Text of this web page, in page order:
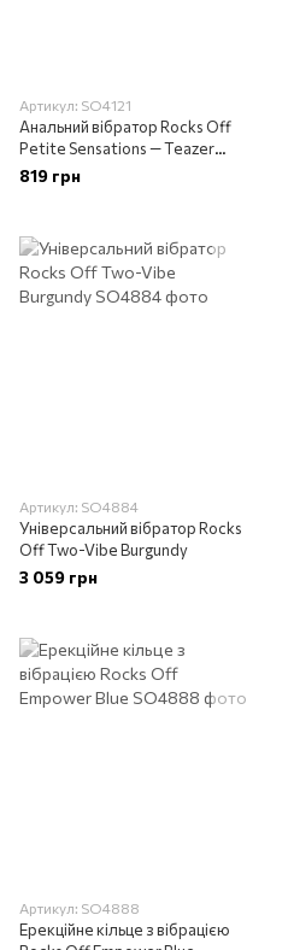
Артикул: SO4121
Анальний вібратор Rocks Off
Petite Sensations — Teazer
Black
819 грн
Артикул: SO4884
Універсальний вібратор Rocks
Off Two-Vibe Burgundy
3 059 грн
Артикул: SO4888
Ерекційне кільце з вібрацією